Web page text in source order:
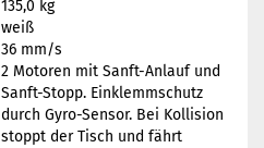
135,0 kg
weiß
36 mm/s
2 Motoren mit Sanft-Anlauf und
Sanft-Stopp. Einklemmschutz
durch Gyro-Sensor. Bei Kollision
stoppt der Tisch und fährt